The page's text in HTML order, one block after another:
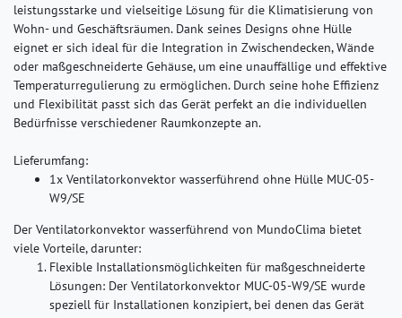
leistungsstarke und vielseitige Lösung für die Klimatisierung von
Wohn- und Geschäftsräumen. Dank seines Designs ohne Hülle
eignet er sich ideal für die Integration in Zwischendecken, Wände
oder maßgeschneiderte Gehäuse, um eine unauffällige und effektive
Temperaturregulierung zu ermöglichen. Durch seine hohe Effizienz
und Flexibilität passt sich das Gerät perfekt an die individuellen
Bedürfnisse verschiedener Raumkonzepte an.
Lieferumfang:
1x Ventilatorkonvektor wasserführend ohne Hülle MUC-05-
W9/SE
Der Ventilatorkonvektor wasserführend von MundoClima bietet
viele Vorteile, darunter:
Flexible Installationsmöglichkeiten für maßgeschneiderte
Lösungen: Der Ventilatorkonvektor MUC-05-W9/SE wurde
speziell für Installationen konzipiert, bei denen das Gerät